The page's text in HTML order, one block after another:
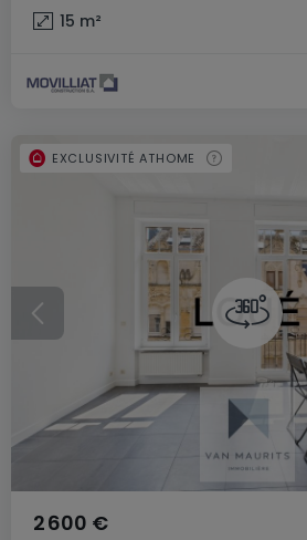
15 m²
2 600 €
EXCLUSIVITÉ ATHOME